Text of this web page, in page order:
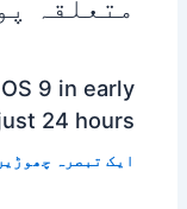
متعلقہ
9 in early
24 hours
ایک تبصرہ